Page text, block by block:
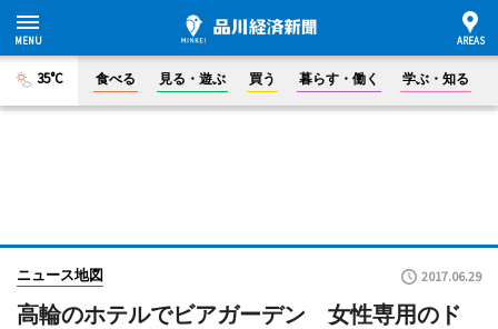
35°C 食べる 見る・遊ぶ 買う 暮らす・働く 学ぶ・知る
ニュース地図 2017.06.29
高輪のホテルでビアガーデン 女性専用のド